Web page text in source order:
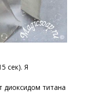
сек). Я
диоксидом титана